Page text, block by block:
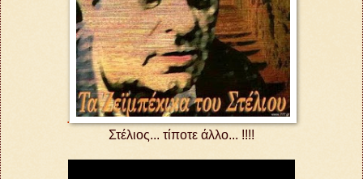
.
Στέλιος... τίποτε άλλο... !!!!